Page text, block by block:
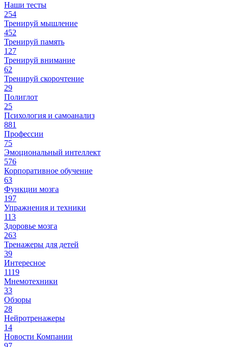
Наши тесты
254
Тренируй мышление
452
Тренируй память
127
Тренируй внимание
62
Тренируй скорочтение
29
Полиглот
25
Психология и самоанализ
881
Профессии
75
Эмоциональный интеллект
576
Корпоративное обучение
63
Функции мозга
197
Упражнения и техники
113
Здоровье мозга
263
Тренажеры для детей
39
Интересное
1119
Мнемотехники
33
Обзоры
28
Нейротренажеры
14
Новости Компании